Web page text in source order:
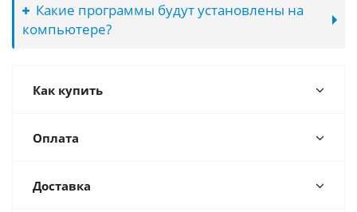
Какие программы будут установлены на
компьютере?
Как купить
Оплата
Доставка